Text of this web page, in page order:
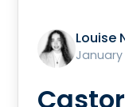
Louise
January